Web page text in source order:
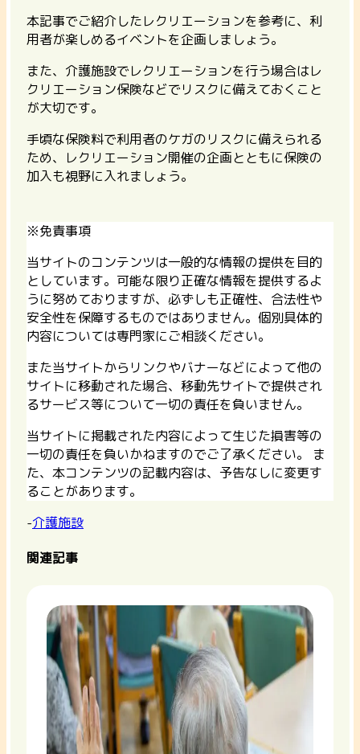
本記事でご紹介したレクリエーションを参考に、利
用者が楽しめるイベントを企画しましょう。
また、介護施設でレクリエーションを行う場合はレ
クリエーション保険などでリスクに備えておくこと
が大切です。
手頃な保険料で利用者のケガのリスクに備えられる
ため、レクリエーション開催の企画とともに保険の
加入も視野に入れましょう。
※免責事項
当サイトのコンテンツは一般的な情報の提供を目的
としています。可能な限り正確な情報を提供するよ
うに努めておりますが、必ずしも正確性、合法性や
安全性を保障するものではありません。個別具体的
内容については専門家にご相談ください。
また当サイトからリンクやバナーなどによって他の
サイトに移動された場合、移動先サイトで提供され
るサービス等について一切の責任を負いません。
当サイトに掲載された内容によって生じた損害等の
一切の責任を負いかねますのでご了承ください。 ま
た、本コンテンツの記載内容は、予告なしに変更す
ることがあります。
-介護施設
関連記事